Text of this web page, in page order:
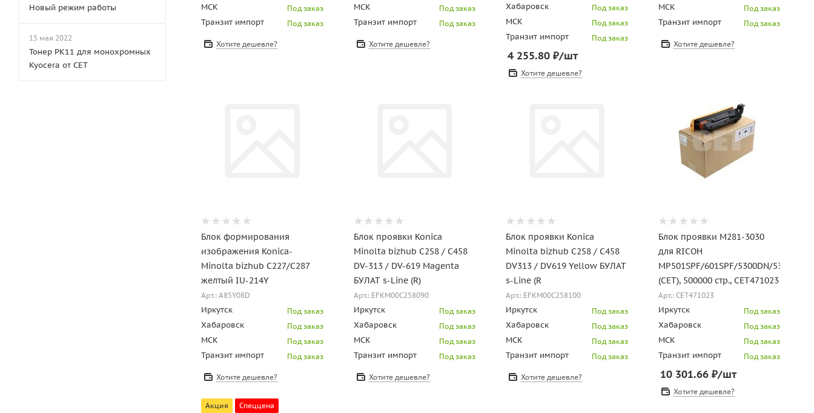
МСК Под заказ
Транзит импорт Под заказ
Хотите дешевле?
МСК Под заказ
Транзит импорт Под заказ
Хотите дешевле?
Хабаровск Под заказ
МСК Под заказ
Транзит импорт Под заказ
4 255.80 ₽/шт
Хотите дешевле?
МСК Под заказ
Транзит импорт Под заказ
Хотите дешевле?
Блок формирования
изображения Konica-
Minolta bizhub C227/C287
желтый IU-214Y
Арт.: A85Y08D
Иркутск Под заказ
Хабаровск Под заказ
МСК Под заказ
Транзит импорт Под заказ
Хотите дешевле?
Блок проявки Konica
Minolta bizhub C258 / C458
DV-313 / DV-619 Magenta
БУЛАТ s-Line (R)
Арт.: EFKM00C258090
Иркутск Под заказ
Хабаровск Под заказ
МСК Под заказ
Транзит импорт Под заказ
Хотите дешевле?
Блок проявки Konica
Minolta bizhub C258 / C458
DV313 / DV619 Yellow БУЛАТ
s-Line (R
Арт.: EFKM00C258100
Иркутск Под заказ
Хабаровск Под заказ
МСК Под заказ
Транзит импорт Под заказ
Хотите дешевле?
Блок проявки M281-3030
для RICOH
MP501SPF/601SPF/5300DN/5310DN
(CET), 500000 стр., CET471023
Арт.: CET471023
Иркутск Под заказ
Хабаровск Под заказ
МСК Под заказ
Транзит импорт Под заказ
10 301.66₽/шт
Хотите дешевле?
Акция
Спеццена
Новый режим работы
15 мая 2022
Тонер PK11 для монохромных
Kyocera от CET